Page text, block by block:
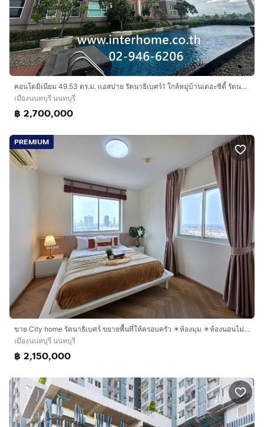
คอนโดมิเนียม 49.53 ตร.ม. แอสปาย รัตนาธิเบศร์1 ใกล้หมู่บ้านเดอะซิตี้ รัตนาธิเบศร์ แคราย ถนนรัตนาธิเบศร์ ถนนเลี่ยงเมืองนนทบุรี เมืองนนทบุรี
เมืองนนทบุรี นนทบุรี
฿ 2,700,000
PREMIUM
ขาย City home รัตนาธิเบศร์ ขยายพื้นที่ให้ครอบครัว ✴️ห้องมุม ✴️ห้องนอนไม่ติดใคร
เมืองนนทบุรี นนทบุรี
฿ 2,150,000